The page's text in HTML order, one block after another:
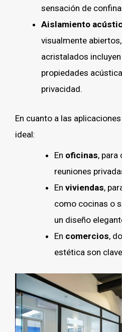
sensación de
Aislamiento
visualmente
acristalados
propiedades
privacidad.
En cuanto a las
ideal:
En oficinas, para
reuniones
En viviendas,
como cocinas o
un diseño
En comercios,
estética son